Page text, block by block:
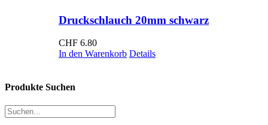
Druckschlauch 20mm schwarz
CHF 6.80
In den Warenkorb Details
Produkte Suchen